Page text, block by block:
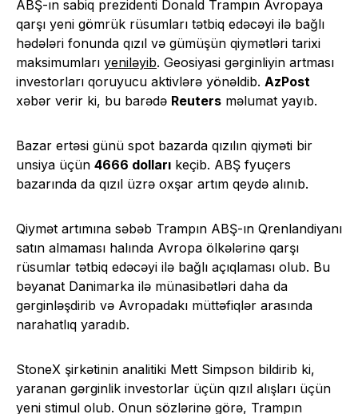
ABŞ-ın sabiq prezidenti Donald Trampın Avropaya
qarşı yeni gömrük rüsumları tətbiq edəcəyi ilə bağlı
hədələri fonunda qızıl və gümüşün qiymətləri tarixi
maksimumları yeniləyib. Geosiyasi gərginliyin artması
investorları qoruyucu aktivlərə yönəldib. AzPost
xəbər verir ki, bu barədə Reuters məlumat yayıb.
Bazar ertəsi günü spot bazarda qızılın qiyməti bir
unsiya üçün 4666 dolları keçib. ABŞ fyuçers
bazarında da qızıl üzrə oxşar artım qeydə alınıb.
Qiymət artımına səbəb Trampın ABŞ-ın Qrenlandiyanı
satın almaması halında Avropa ölkələrinə qarşı
rüsumlar tətbiq edəcəyi ilə bağlı açıqlaması olub. Bu
bəyanat Danimarka ilə münasibətləri daha da
gərginləşdirib və Avropadakı müttəfiqlər arasında
narahatlıq yaradıb.
StoneX şirkətinin analitiki Mett Simpson bildirib ki,
yaranan gərginlik investorlar üçün qızıl alışları üçün
yeni stimul olub. Onun sözlərinə görə, Trampın